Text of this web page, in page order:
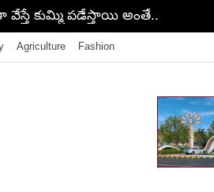
అవ్వాలంటే ఒంట్లో ఇవి పడాల్సిందే..
Agriculture Fashion